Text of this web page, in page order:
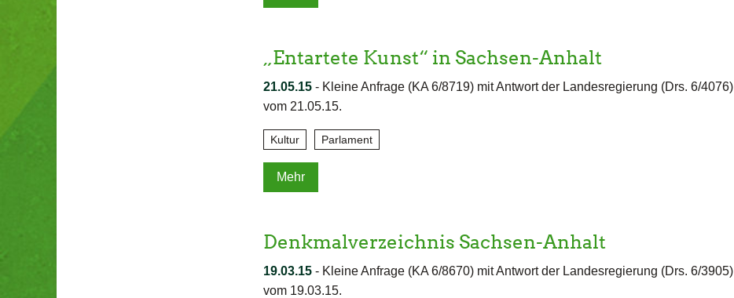
„Entartete Kunst“ in Sachsen-Anhalt
21.05.15- Kleine Anfrage (KA 6/8719) mit Antwort der Landesregierung (Drs. 6/4076)
vom 21.05.15.
Kultur Parlament
Mehr
Denkmalverzeichnis Sachsen-Anhalt
19.03.15- Kleine Anfrage (KA 6/8670) mit Antwort der Landesregierung (Drs. 6/3905)
vom 19.03.15.